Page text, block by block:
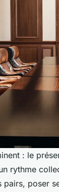
: le
rythme
poser